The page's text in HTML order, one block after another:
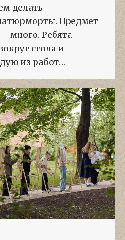
делать
Предмет
много. Ребята
стола и
из работ…